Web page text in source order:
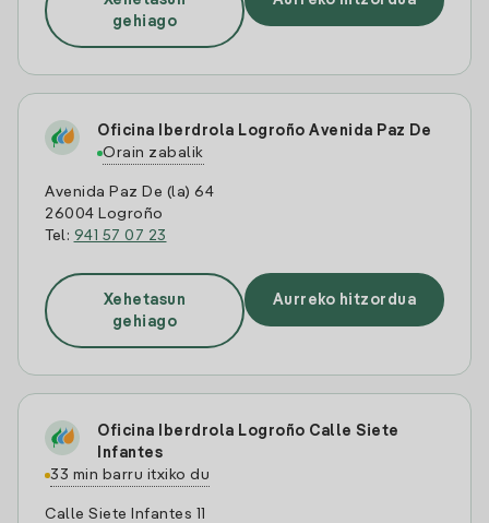
gehiago
Oficina Iberdrola Logroño Avenida Paz De
Orain zabalik
Avenida Paz De (la) 64
26004 Logroño
Tel: 941 57 07 23
Xehetasun
gehiago
Aurreko hitzordua
Oficina Iberdrola Logroño Calle Siete
Infantes
33 min barru itxiko du
Calle Siete Infantes 11